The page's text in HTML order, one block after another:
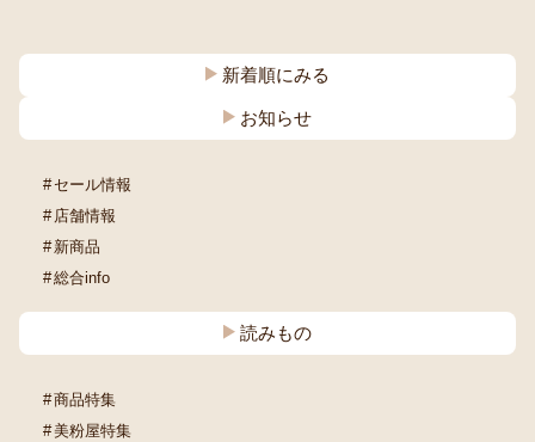
新着順にみる
お知らせ
セール情報
店舗情報
新商品
総合info
読みもの
商品特集
美粉屋特集